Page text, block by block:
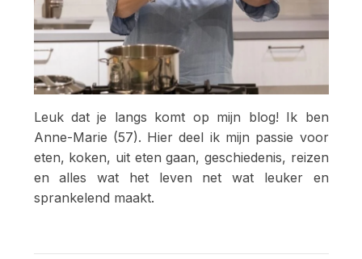
Leuk dat je langs komt op mijn blog! Ik ben
Anne-Marie (57). Hier deel ik mijn passie voor
eten, koken, uit eten gaan, geschiedenis, reizen
en alles wat het leven net wat leuker en
sprankelend maakt.